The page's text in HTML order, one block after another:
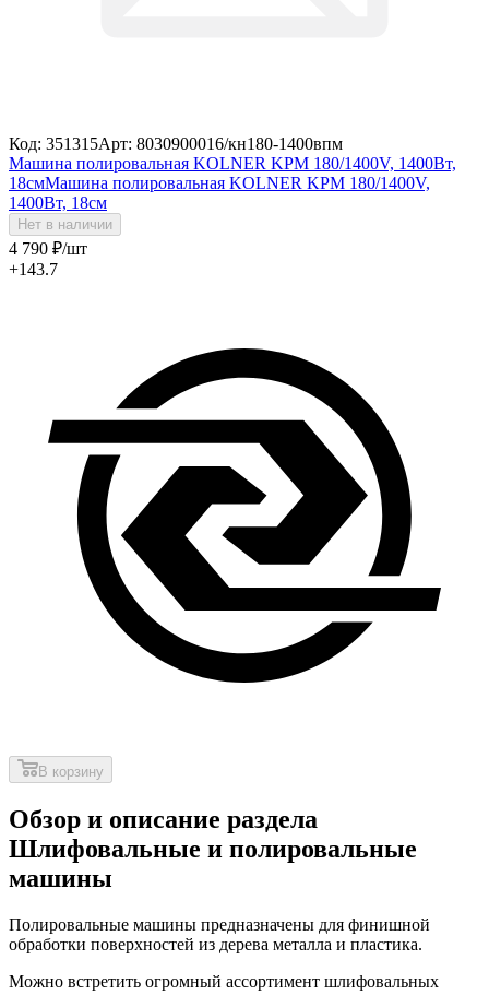
Код: 351315Арт: 8030900016/кн180-1400впм
Машина полировальная KOLNER KPM 180/1400V, 1400Вт,
18смМашина полировальная KOLNER KPM 180/1400V,
1400Вт, 18см
Нет в наличии
4 790 ₽/шт
+143.7
В корзину
Обзор и описание раздела
Шлифовальные и полировальные
машины
Полировальные машины предназначены для финишной
обработки поверхностей из дерева металла и пластика.
Можно встретить огромный ассортимент шлифовальных